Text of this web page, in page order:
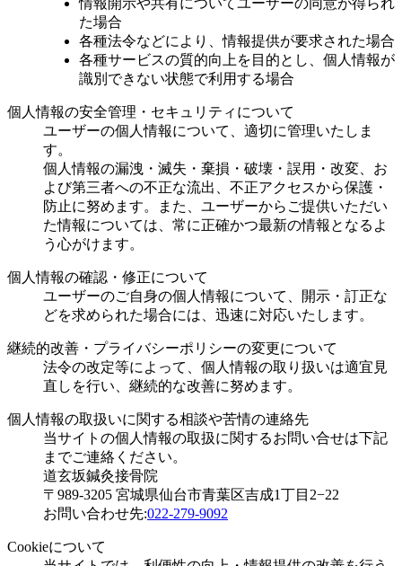
た場合
各種法令などにより、情報提供が要求された場合
各種サービスの質的向上を目的とし、個人情報が
識別できない状態で利用する場合
個人情報の安全管理・セキュリティについて
ユーザーの個人情報について、適切に管理いたしま
す。
個人情報の漏洩・滅失・棄損・破壊・誤用・改変、お
よび第三者への不正な流出、不正アクセスから保護・
防止に努めます。また、ユーザーからご提供いただい
た情報については、常に正確かつ最新の情報となるよ
う心がけます。
個人情報の確認・修正について
ユーザーのご自身の個人情報について、開示・訂正な
どを求められた場合には、迅速に対応いたします。
継続的改善・プライバシーポリシーの変更について
法令の改定等によって、個人情報の取り扱いは適宜見
直しを行い、継続的な改善に努めます。
個人情報の取扱いに関する相談や苦情の連絡先
当サイトの個人情報の取扱に関するお問い合せは下記
までご連絡ください。
道玄坂鍼灸接骨院
〒989-3205 宮城県仙台市青葉区吉成1丁目2−22
お問い合わせ先:022-279-9092
Cookieについて